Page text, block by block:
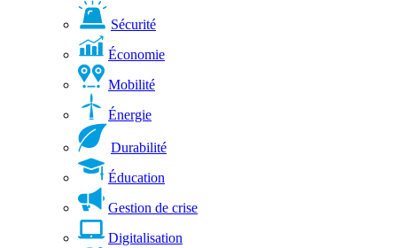
Sécurité
Économie
Mobilité
Énergie
Durabilité
Éducation
Gestion de crise
Digitalisation